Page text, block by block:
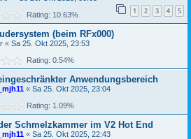
1 2 3 4 5
Rating: 10.63%
(beim RFx000)
« Sa 25. Okt 2025, 23:53
Rating: 0.54%
Anwendungsbereich
« Sa 25. Okt 2025, 23:04
Rating: 1.09%
Schmelzkammer im V2 Hot End
« Sa 25. Okt 2025, 22:43